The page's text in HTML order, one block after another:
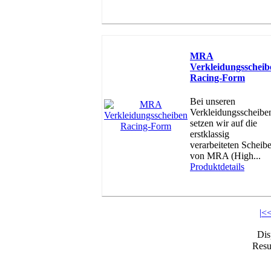
MRA
Racing-Form
Bei unseren
setzen wir auf die
erstklassig
verarbeiteten
von MRA (High...
Produktdetails